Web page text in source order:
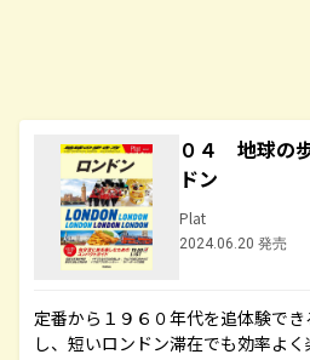
０４ 地球の
ドン
Plat
2024.06.20 発売
定番から１９６０年代を追体験で
し、短いロンドン滞在でも効率よ